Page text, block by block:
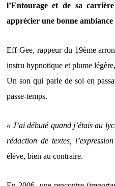
l’Entourage et de sa
apprécier une bonne
Eff Gee, rappeur du 19ème
instru hypnotique et plume
Un son qui parle de soi en
passe-temps.
« J’ai débuté quand j’étais au
rédaction de textes,
élève, bien au contraire.